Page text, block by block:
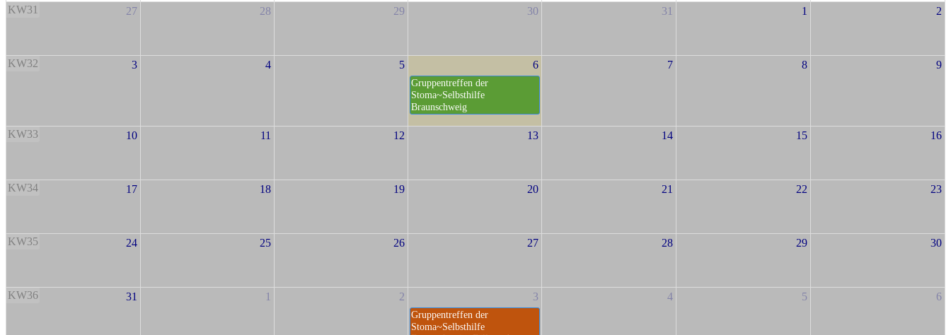
KW31
27 28 29 30 31 1 2
KW32 3 4 5 6
Gruppentreffen der
Stoma~Selbsthilfe
Braunschweig
7 8 9
KW33 10 11 12 13 14 15 16
KW34 17 18 19 20 21 22 23
KW35 24 25 26 27 28 29 30
KW36 31 1 2 3
Gruppentreffen der
Stoma~Selbsthilfe
4 5 6